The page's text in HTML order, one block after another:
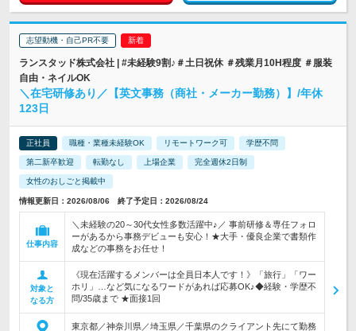
志望動機・自己PR不要
ランスタッド株式会社 | #未経験9割♪＃土日祝休 ＃残業月10H程度 ＃服装
自由・ネイルOK
＼在宅研修あり／【英文事務（商社・メーカー勤務）】/年休
123日
正社員 職種・業種未経験OK リモートワーク可 学歴不問
第二新卒歓迎 転勤なし 上場企業 完全週休2日制
女性のおしごと掲載中
情報更新日：2026/08/06 終了予定日：2026/08/24
仕事内容
＼未経験の20～30代女性多数活躍中♪／ 事前研修＆専任フォロ
ーがあるから事務デビューも安心！★大手・優良企業で書類作
成などの事務をお任せ！
対象と
なる方
《現在活躍するメンバーは全員日本人です！》「旅行」「ワー
ホリ」…など気になるワードがあれば応募OK♪◆経験・学歴不
問/35歳まで ★面接1回
東京都／神奈川県／埼玉県／千葉県のクライアント先にて勤務